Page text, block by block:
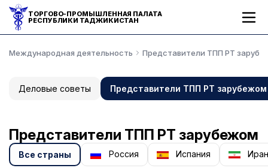
ТОРГОВО-ПРОМЫШЛЕННАЯ ПАЛАТА
РЕСПУБЛИКИ ТАДЖИКИСТАН
Международная деятельность Представители ТПП РТ
Деловые советы Представители ТПП РТ зарубежом
Представители ТПП РТ зарубежом
Все страны Россия Испания Иран